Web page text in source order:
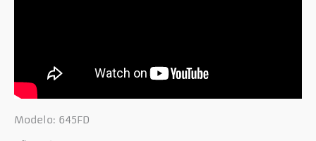
Modelo: 645FD